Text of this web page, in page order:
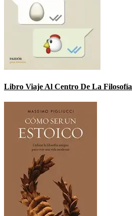
Libro Viaje Al Centro De La Filosofía